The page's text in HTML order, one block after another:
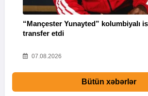
“Mançester Yunayted” kolumbiyalı
transfer etdi
07.08.2026
Bütün xəbərlər